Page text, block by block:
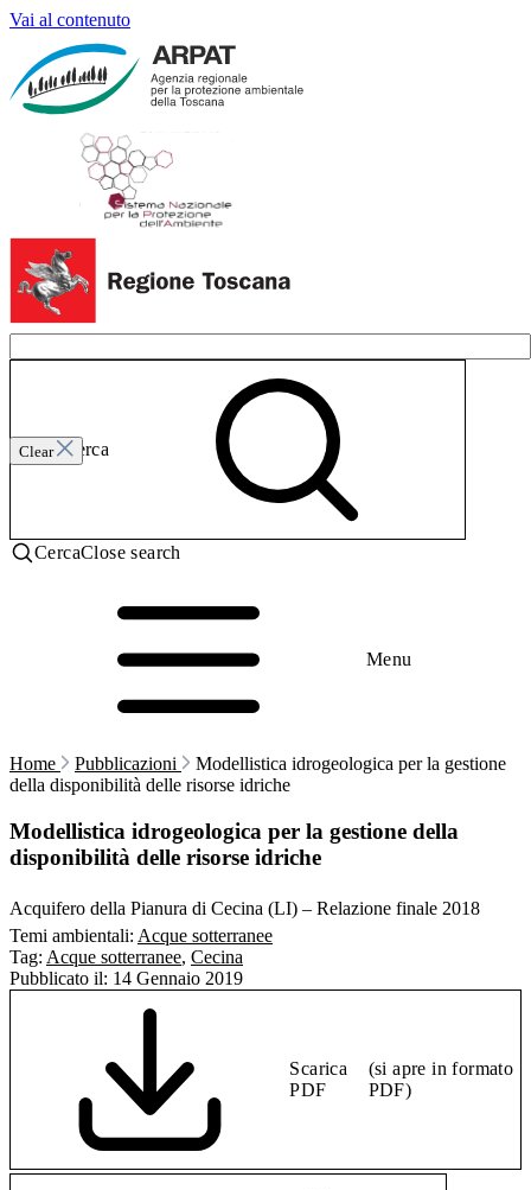
Vai al contenuto
Clear
Invia ricerca
CercaClose search
Menu
Home Pubblicazioni
Modellistica idrogeologica per la gestione
della disponibilità delle risorse idriche
Modellistica idrogeologica per la gestione della
disponibilità delle risorse idriche
Acquifero della Pianura di Cecina (LI) – Relazione finale 2018
Temi ambientali: Acque sotterranee
Tag: Acque sotterranee, Cecina
Pubblicato il: 14 Gennaio 2019
Scarica
PDF
(si apre in formato
PDF)